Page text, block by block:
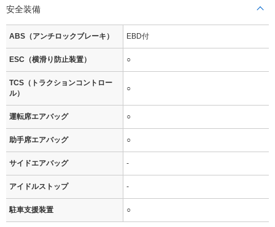
安全装備
ABS（アンチロックブレーキ） EBD付
ESC（横滑り防止装置） ○
TCS（トラクションコントロー
ル）
○
運転席エアバッグ ○
助手席エアバッグ ○
サイドエアバッグ -
アイドルストップ -
駐車支援装置 ○